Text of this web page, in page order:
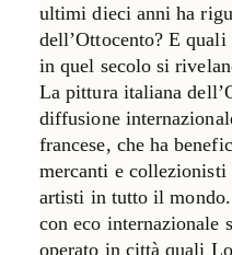
ultimi dieci anni ha
dell’Ottocento? E
in quel secolo si
La pittura italiana
diffusione
francese, che ha
mercanti e
artisti in tutto il
con eco internazionale
operato in città quali